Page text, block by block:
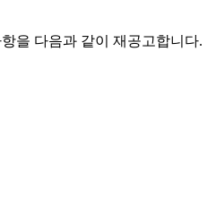
을 다음과 같이 재공고합니다.